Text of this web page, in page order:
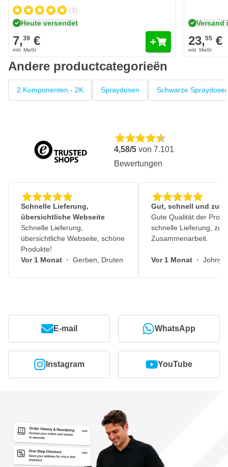
(3)
Heute versendet
7,39 €
Versand
23,55 €
Andere productcategorieën
2 Komponenten - 2K Spraydosen Schwarze
4,58/5 von 7.101
Bewertungen
Schnelle Lieferung,
übersichtliche Webseite
Schnelle Lieferung,
übersichtliche Webseite, schöne
Produkte!
Vor 1 Monat · Gerben, Druten
Gut, schnell und
Gute Qualität der
schnelle Lieferung,
Zusammenarbeit.
Vor 1 Monat · Johny,
E-mail WhatsApp
Instagram YouTube